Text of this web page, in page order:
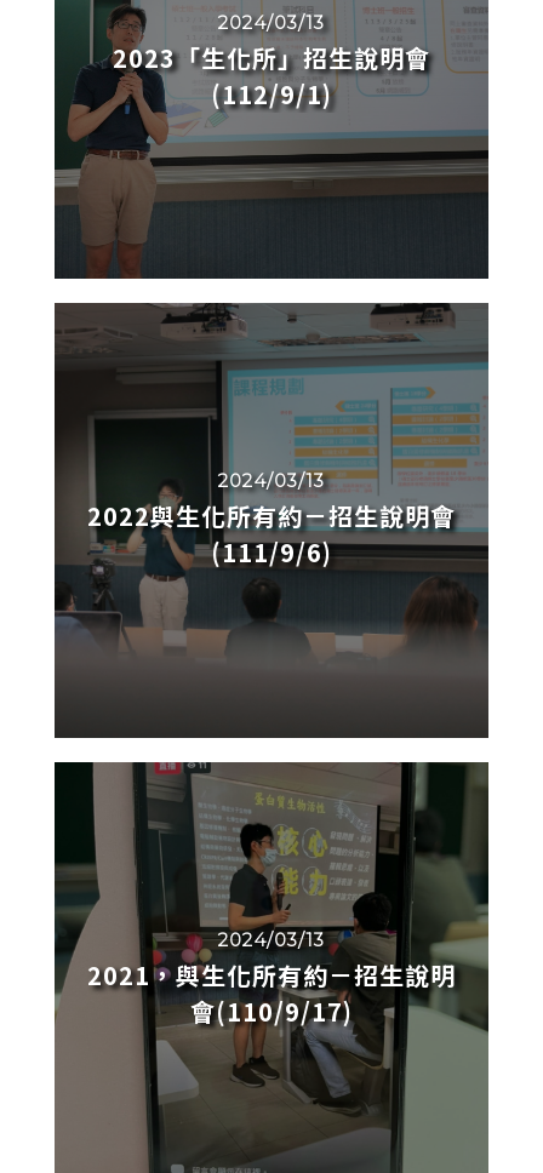
2024/03/13
2023「生化所」招生說明會
(112/9/1)
2024/03/13
2022與生化所有約－招生說明會
(111/9/6)
2024/03/13
2021，與生化所有約－招生說明
會(110/9/17)